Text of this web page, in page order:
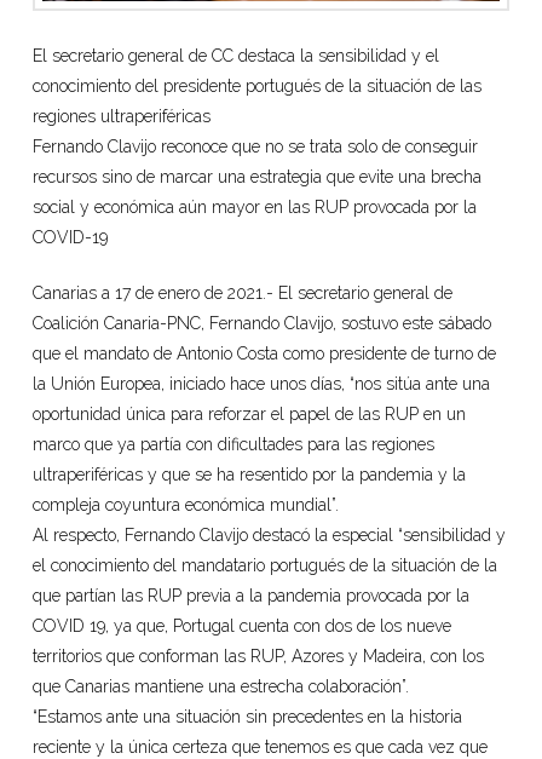
El secretario general de CC destaca la sensibilidad y el
conocimiento del presidente portugués de la situación de las
regiones ultraperiféricas
Fernando Clavijo reconoce que no se trata solo de conseguir
recursos sino de marcar una estrategia que evite una brecha
social y económica aún mayor en las RUP provocada por la
COVID-19
Canarias a 17 de enero de 2021.- El secretario general de
Coalición Canaria-PNC, Fernando Clavijo, sostuvo este sábado
que el mandato de Antonio Costa como presidente de turno de
la Unión Europea, iniciado hace unos días, “nos sitúa ante una
oportunidad única para reforzar el papel de las RUP en un
marco que ya partía con dificultades para las regiones
ultraperiféricas y que se ha resentido por la pandemia y la
compleja coyuntura económica mundial”.
Al respecto, Fernando Clavijo destacó la especial “sensibilidad y
el conocimiento del mandatario portugués de la situación de la
que partían las RUP previa a la pandemia provocada por la
COVID 19, ya que, Portugal cuenta con dos de los nueve
territorios que conforman las RUP, Azores y Madeira, con los
que Canarias mantiene una estrecha colaboración”.
“Estamos ante una situación sin precedentes en la historia
reciente y la única certeza que tenemos es que cada vez que